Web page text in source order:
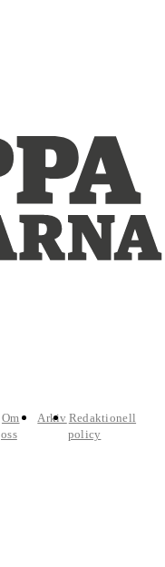
Om
oss
Arkiv Redaktionell
policy